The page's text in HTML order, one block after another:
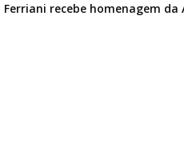
recebe homenagem da